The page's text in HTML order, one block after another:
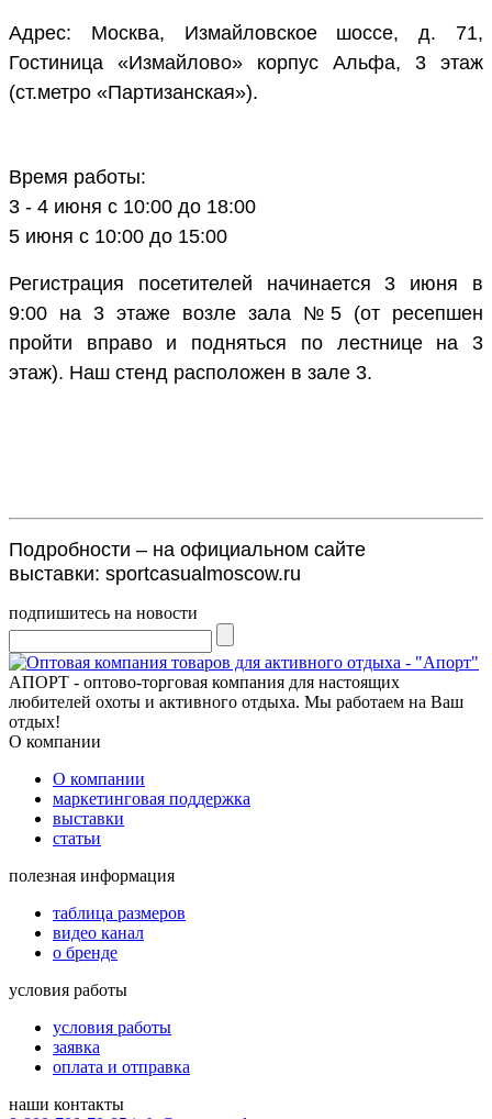
Адрес: Москва, Измайловское шоссе, д. 71,
Гостиница «Измайлово» корпус Альфа, 3 этаж
(ст.метро «Партизанская»).
Время работы:
3 - 4 июня с 10:00 до 18:00
5 июня с 10:00 до 15:00
Регистрация посетителей начинается 3 июня в
9:00 на 3 этаже возле зала №5 (от ресепшен
пройти вправо и подняться по лестнице на 3
этаж). Наш стенд расположен в зале 3.
Подробности – на официальном сайте
выставки: sportcasualmoscow.ru
подпишитесь на новости
АПОРТ - оптово-торговая компания для настоящих
любителей охоты и активного отдыха. Мы работаем на Ваш
отдых!
О компании
О компании
маркетинговая поддержка
выставки
статьи
полезная информация
таблица размеров
видео канал
о бренде
условия работы
условия работы
заявка
оплата и отправка
наши контакты